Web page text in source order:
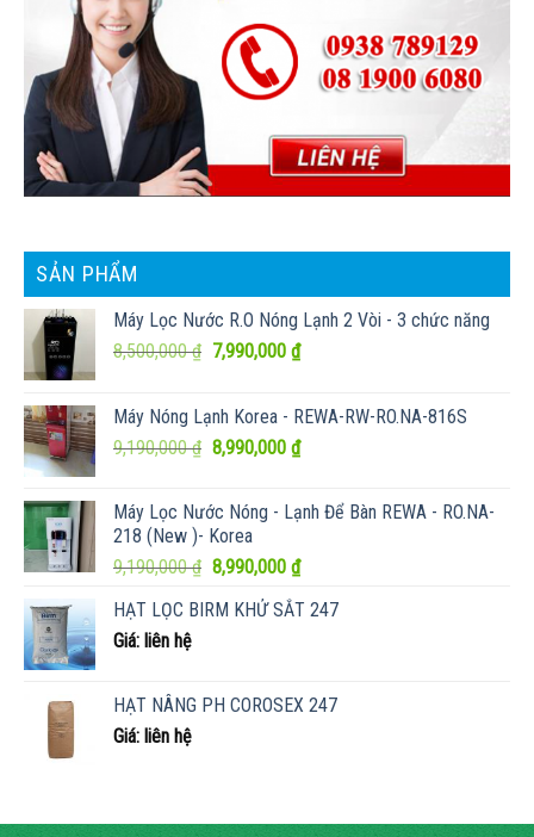
SẢN PHẨM
Máy Lọc Nước R.O Nóng Lạnh 2 Vòi - 3 chức năng
8,500,000₫ Giá
8,500,000 ₫.
7,990,000 ₫Giá
là:
7,990,000 ₫.
Máy Nóng Lạnh Korea - REWA-RW-RO.NA-816S
9,190,000₫ Giá
9,190,000 ₫.
8,990,000 ₫Giá
là:
Máy Lọc Nước Nóng - Lạnh Để Bàn REWA - RO.NA-
218 (New )- Korea
9,190,000₫ Giá
là:
8,990,000 ₫Giá
tại
HẠT LỌC BIRM KHỬ SẮT 247
Giá: liên hệ
HẠT NÂNG PH COROSEX 247
Giá: liên hệ